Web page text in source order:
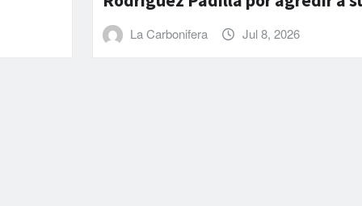
La Carbonifera Jun 26, 2026